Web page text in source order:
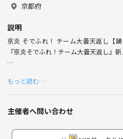
京都府
説明
京炎 そでふれ！ チーム大曇天返し【
『京炎そでふれ！チーム大曇天返し』新
のもと、京都を中心に活動しています。
踊りを通して「たくさんの人に笑顔を
そんな想いを持った仲間が集まった笑顔
9代目大曇天返しとして新たに共に踊
もっと読む…
主催者へ問い合わせ